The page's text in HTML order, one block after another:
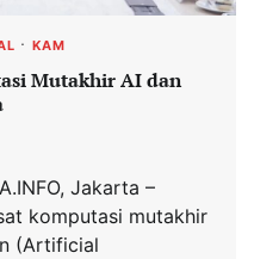
KAM
Mutakhir AI dan
Jakarta –
komputasi mutakhir
(Artificial